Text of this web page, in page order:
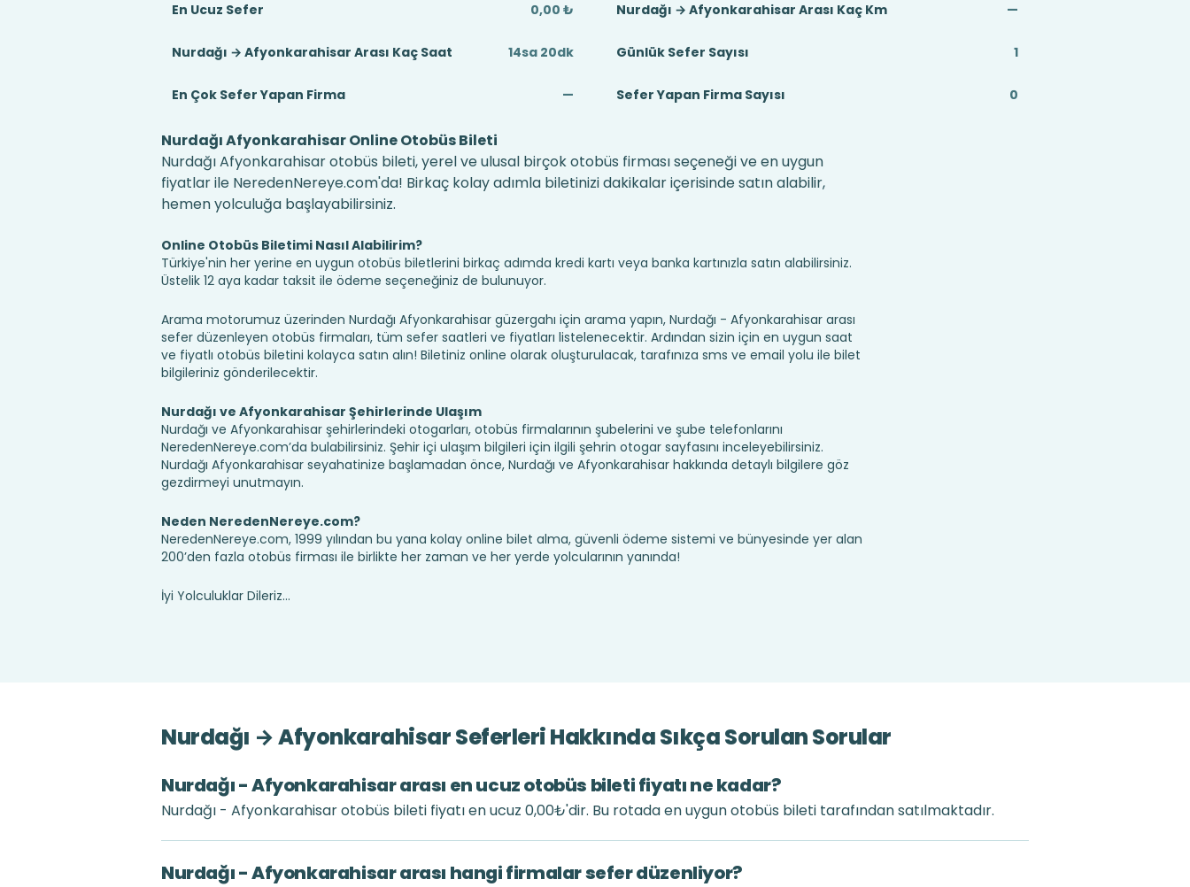
En Ucuz Sefer 0,00 ₺ Nurdağı → Afyonkarahisar Arası Kaç Km —
Nurdağı → Afyonkarahisar Arası Kaç Saat 14sa 20dk Günlük Sefer Sayısı 1
En Çok Sefer Yapan Firma — Sefer Yapan Firma Sayısı 0
Nurdağı Afyonkarahisar Online Otobüs Bileti
Nurdağı Afyonkarahisar otobüs bileti, yerel ve ulusal birçok otobüs firması seçeneği ve en uygun
fiyatlar ile NeredenNereye.com'da! Birkaç kolay adımla biletinizi dakikalar içerisinde satın alabilir,
hemen yolculuğa başlayabilirsiniz.
Online Otobüs Biletimi Nasıl Alabilirim?
Türkiye'nin her yerine en uygun otobüs biletlerini birkaç adımda kredi kartı veya banka kartınızla satın alabilirsiniz.
Üstelik 12 aya kadar taksit ile ödeme seçeneğiniz de bulunuyor.
Arama motorumuz üzerinden Nurdağı Afyonkarahisar güzergahı için arama yapın, Nurdağı - Afyonkarahisar arası
sefer düzenleyen otobüs firmaları, tüm sefer saatleri ve fiyatları listelenecektir. Ardından sizin için en uygun saat
ve fiyatlı otobüs biletini kolayca satın alın! Biletiniz online olarak oluşturulacak, tarafınıza sms ve email yolu ile bilet
bilgileriniz gönderilecektir.
Nurdağı ve Afyonkarahisar Şehirlerinde Ulaşım
Nurdağı ve Afyonkarahisar şehirlerindeki otogarları, otobüs firmalarının şubelerini ve şube telefonlarını
NeredenNereye.com’da bulabilirsiniz. Şehir içi ulaşım bilgileri için ilgili şehrin otogar sayfasını inceleyebilirsiniz.
Nurdağı Afyonkarahisar seyahatinize başlamadan önce, Nurdağı ve Afyonkarahisar hakkında detaylı bilgilere göz
gezdirmeyi unutmayın.
Neden NeredenNereye.com?
NeredenNereye.com, 1999 yılından bu yana kolay online bilet alma, güvenli ödeme sistemi ve bünyesinde yer alan
200’den fazla otobüs firması ile birlikte her zaman ve her yerde yolcularının yanında!
İyi Yolculuklar Dileriz...
Nurdağı → Afyonkarahisar Seferleri Hakkında Sıkça Sorulan Sorular
Nurdağı - Afyonkarahisar arası en ucuz otobüs bileti fiyatı ne kadar?
Nurdağı - Afyonkarahisar otobüs bileti fiyatı en ucuz 0,00₺'dir. Bu rotada en uygun otobüs bileti tarafından satılmaktadır.
Nurdağı - Afyonkarahisar arası hangi firmalar sefer düzenliyor?